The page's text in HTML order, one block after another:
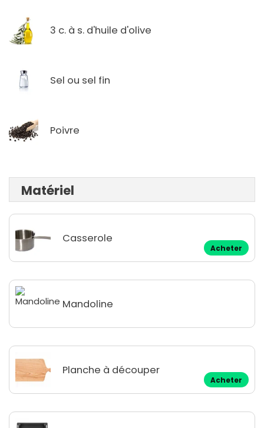
3 c. à s. d'huile d'olive
Sel ou sel fin
Poivre
Matériel
Casserole
Acheter
Mandoline
Planche à découper
Acheter